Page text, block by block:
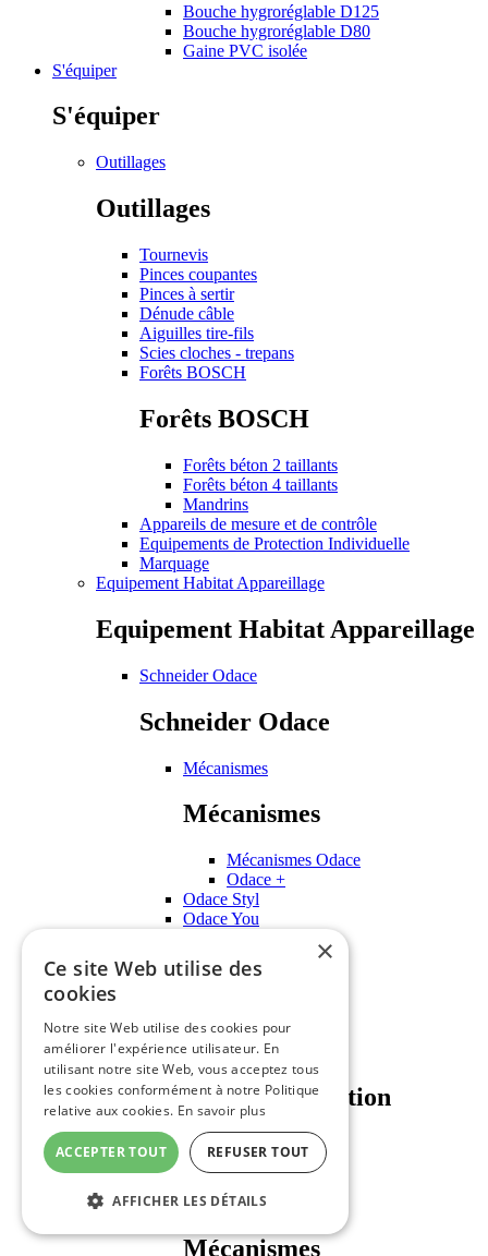
Bouche hygroréglable D125
Bouche hygroréglable D80
Gaine PVC isolée
S'équiper
S'équiper
Outillages
Outillages
Tournevis
Pinces coupantes
Pinces à sertir
Dénude câble
Aiguilles tire-fils
Scies cloches - trepans
Forêts BOSCH
Forêts BOSCH
Forêts béton 2 taillants
Forêts béton 4 taillants
Mandrins
Appareils de mesure et de contrôle
Equipements de Protection Individuelle
Marquage
Equipement Habitat Appareillage
Equipement Habitat Appareillage
Schneider Odace
Schneider Odace
Mécanismes
Mécanismes
Mécanismes Odace
Odace +
Odace Styl
Odace You
Schneider Unica
Plaques de finition
Plaques de finition
Unica Pro
Unica Pure
Mécanismes
Mécanismes
×
Ce site Web utilise des
cookies
Notre site Web utilise des cookies pour
améliorer l'expérience utilisateur. En
utilisant notre site Web, vous acceptez tous
les cookies conformément à notre Politique
relative aux cookies. En savoir plus
ACCEPTER TOUT REFUSER TOUT
AFFICHER LES DÉTAILS